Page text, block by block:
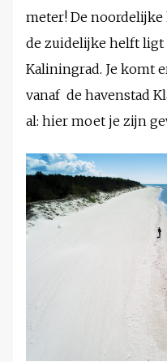
meter! De
de zuidelijke helft
Kaliningrad. Je komt
vanaf de havenstad
al: hier moet je zijn